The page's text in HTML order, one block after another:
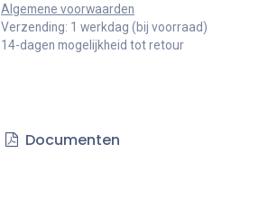
Algemene voorwaarden
Verzending: 1 werkdag (bij voorraad)
14-dagen mogelijkheid tot retour
Documenten